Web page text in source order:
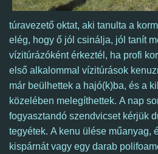
túravezető oktat, aki tanulta a
elég, hogy ő jól csinálja, jól tanít
vízitúrázóként érkeztél, ha profi
első alkalommal vízitúrások
már beülhettek a hajó(k)ba, és a
közelében melegíthettek. A nap
fogyasztandó szendvicset kérjük
tegyétek. A kenu ülése műanyag,
kispárnát vagy egy darab